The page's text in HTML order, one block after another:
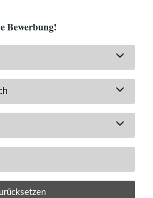
Bewerbung!